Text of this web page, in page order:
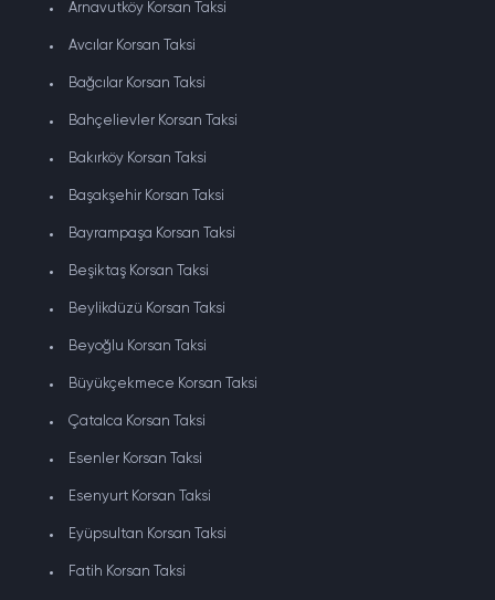
Arnavutköy Korsan Taksi
Avcılar Korsan Taksi
Bağcılar Korsan Taksi
Bahçelievler Korsan Taksi
Bakırköy Korsan Taksi
Başakşehir Korsan Taksi
Bayrampaşa Korsan Taksi
Beşiktaş Korsan Taksi
Beylikdüzü Korsan Taksi
Beyoğlu Korsan Taksi
Büyükçekmece Korsan Taksi
Çatalca Korsan Taksi
Esenler Korsan Taksi
Esenyurt Korsan Taksi
Eyüpsultan Korsan Taksi
Fatih Korsan Taksi